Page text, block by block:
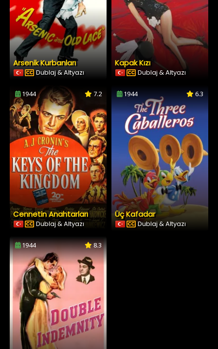
Arsenik Kurbanları
Dublaj & Altyazı
Kapak Kızı
Dublaj & Altyazı
1944 7.2
Cennetin Anahtarları
Dublaj & Altyazı
1944 6.3
Üç Kafadar
Dublaj & Altyazı
1944 8.3